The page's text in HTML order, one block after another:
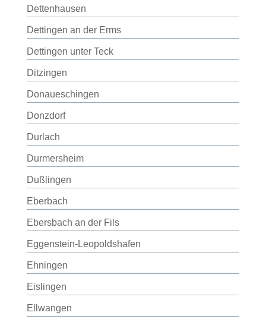
Dettenhausen
Dettingen an der Erms
Dettingen unter Teck
Ditzingen
Donaueschingen
Donzdorf
Durlach
Durmersheim
Dußlingen
Eberbach
Ebersbach an der Fils
Eggenstein-Leopoldshafen
Ehningen
Eislingen
Ellwangen